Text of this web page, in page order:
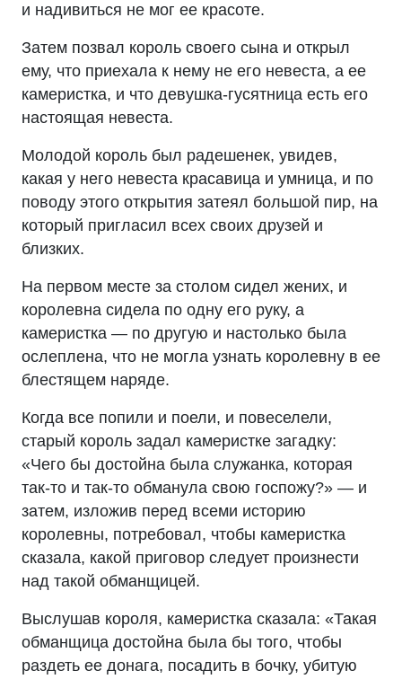
и надивиться не мог ее красоте.
Затем позвал король своего сына и открыл
ему, что приехала к нему не его невеста, а ее
камеристка, и что девушка-гусятница есть его
настоящая невеста.
Молодой король был радешенек, увидев,
какая у него невеста красавица и умница, и по
поводу этого открытия затеял большой пир, на
который пригласил всех своих друзей и
близких.
На первом месте за столом сидел жених, и
королевна сидела по одну его руку, а
камеристка — по другую и настолько была
ослеплена, что не могла узнать королевну в ее
блестящем наряде.
Когда все попили и поели, и повеселели,
старый король задал камеристке загадку:
«Чего бы достойна была служанка, которая
так-то и так-то обманула свою госпожу?» — и
затем, изложив перед всеми историю
королевны, потребовал, чтобы камеристка
сказала, какой приговор следует произнести
над такой обманщицей.
Выслушав короля, камеристка сказала: «Такая
обманщица достойна была бы того, чтобы
раздеть ее донага, посадить в бочку, убитую